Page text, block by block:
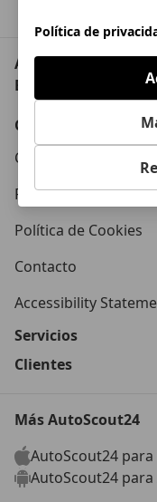
AutoScout24: el
Europa
Conócenos
Condiciones
Política de
Política de Cookies
Contacto
Accessibility
Servicios
Clientes
Más AutoScout24
AutoScout24 para
AutoScout24
Política de